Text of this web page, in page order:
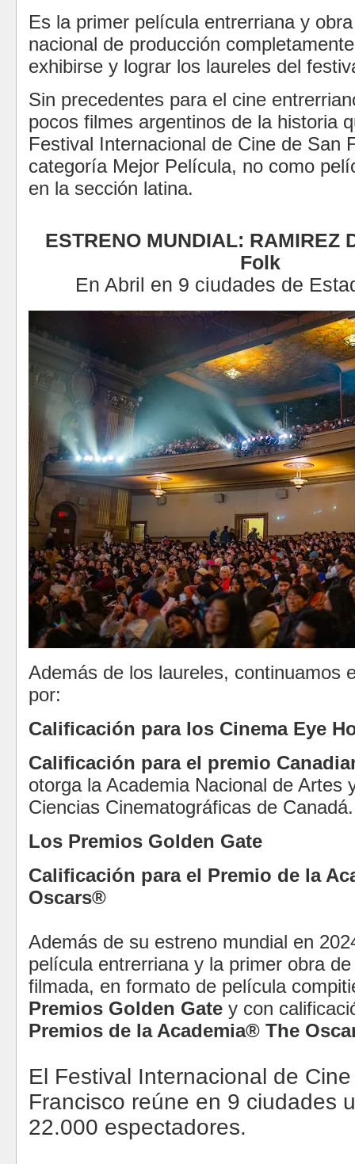
Es la primer película entrerriana y
nacional de producción
exhibirse y lograr los laureles del
Sin precedentes para el cine
pocos filmes argentinos de la historia
Festival Internacional de Cine de San
categoría Mejor Película, no como
en la sección latina.
ESTRENO MUNDIAL: RAMIREZ
Folk
En Abril en 9 ciudades de
Además de los laureles, continuamos
por:
Calificación para los Cinema Eye
Calificación para el premio
otorga la Academia Nacional de Artes
Ciencias Cinematográficas de Canadá.
Los Premios Golden Gate
Calificación para el Premio de la
Oscars®
Además de su estreno mundial en
película entrerriana y la primer obra
filmada, en formato de película
Premios Golden Gate y con
Premios de la Academia® The
El Festival Internacional de
Francisco reúne en 9 ciudades
22.000 espectadores.